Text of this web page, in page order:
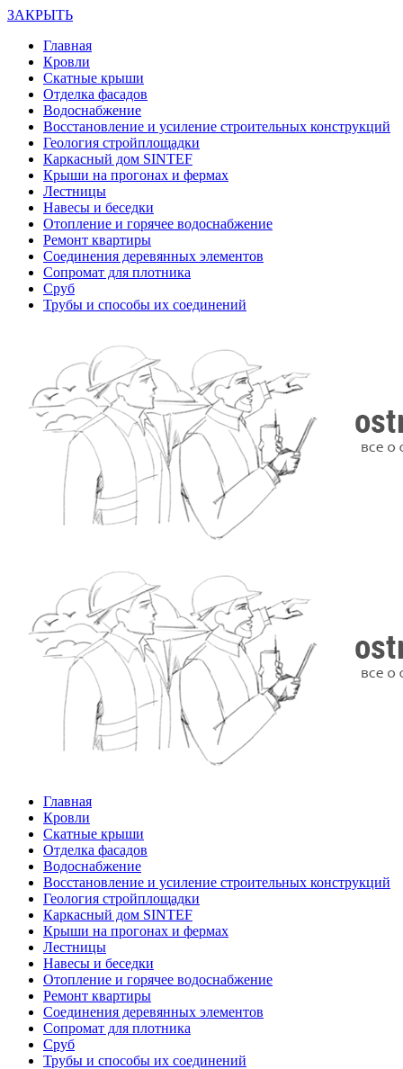
ЗАКРЫТЬ
Главная
Кровли
Скатные крыши
Отделка фасадов
Водоснабжение
Восстановление и усиление строительных конструкций
Геология стройплощадки
Каркасный дом SINTEF
Крыши на прогонах и фермах
Лестницы
Навесы и беседки
Отопление и горячее водоснабжение
Ремонт квартиры
Соединения деревянных элементов
Сопромат для плотника
Сруб
Трубы и способы их соединений
Главная
Кровли
Скатные крыши
Отделка фасадов
Водоснабжение
Восстановление и усиление строительных конструкций
Геология стройплощадки
Каркасный дом SINTEF
Крыши на прогонах и фермах
Лестницы
Навесы и беседки
Отопление и горячее водоснабжение
Ремонт квартиры
Соединения деревянных элементов
Сопромат для плотника
Сруб
Трубы и способы их соединений